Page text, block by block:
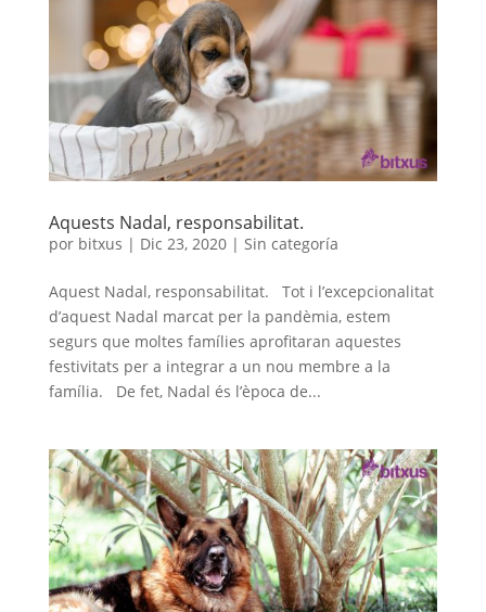
Aquests Nadal, responsabilitat.
por bitxus | Dic 23, 2020| Sin categoría
Aquest Nadal, responsabilitat. Tot i l’excepcionalitat
d’aquest Nadal marcat per la pandèmia, estem
segurs que moltes famílies aprofitaran aquestes
festivitats per a integrar a un nou membre a la
família. De fet, Nadal és l’època de...